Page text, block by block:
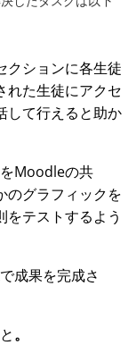
クションに各生徒
れた生徒にアクセ
して行えると助か
Moodleの共
のグラフィックを
テストするよう
成果を完成さ
。